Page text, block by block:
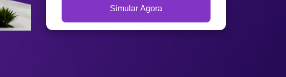
Simular Agora